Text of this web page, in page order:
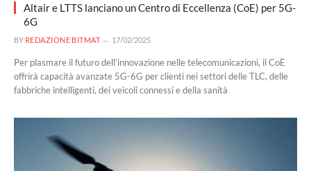
Altair e LTTS lanciano un Centro di Eccellenza (CoE) per 5G-
6G
BY REDAZIONE BITMAT 17/02/2025
Per plasmare il futuro dell’innovazione nelle telecomunicazioni, il CoE
offrirà capacità avanzate 5G-6G per clienti nei settori delle TLC, delle
fabbriche intelligenti, dei veicoli connessi e della sanità